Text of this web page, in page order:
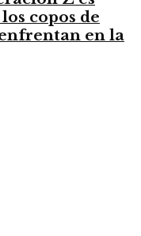
copos de
en la